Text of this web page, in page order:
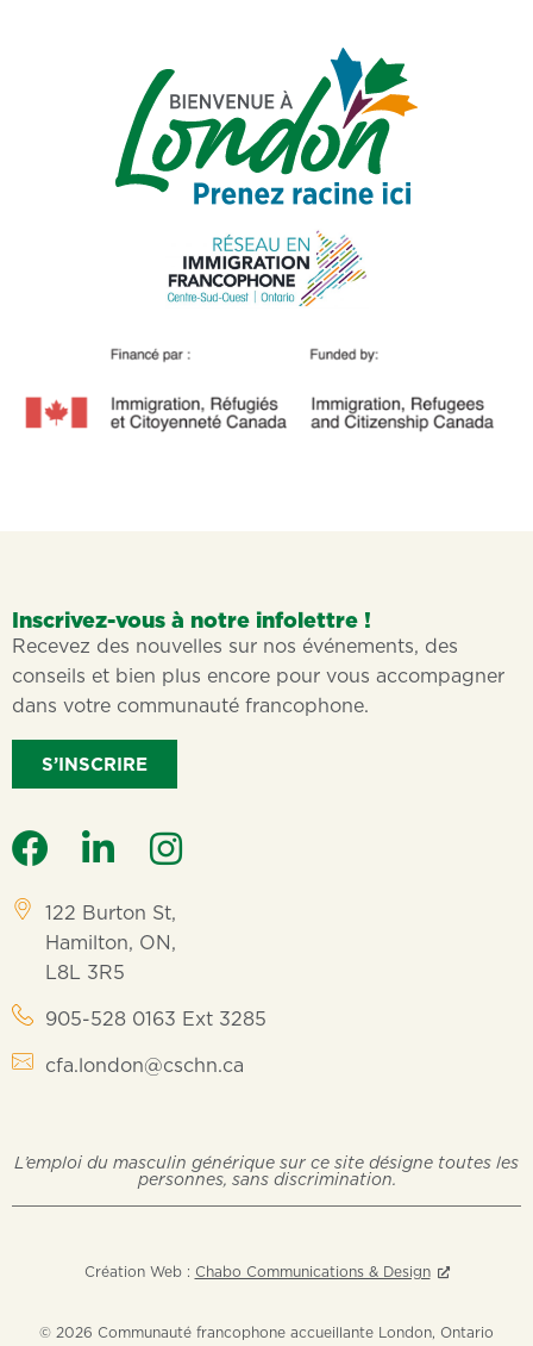
Inscrivez-vous à notre infolettre !
Recevez des nouvelles sur nos événements, des
conseils et bien plus encore pour vous accompagner
dans votre communauté francophone.
S’INSCRIRE
122 Burton St,
Hamilton, ON,
L8L 3R5
905-528 0163 Ext 3285
cfa.london@cschn.ca
L’emploi du masculin générique sur ce site désigne toutes les
personnes, sans discrimination.
© 2026 Communauté francophone accueillante London, Ontario
Création Web : Chabo Communications & Design